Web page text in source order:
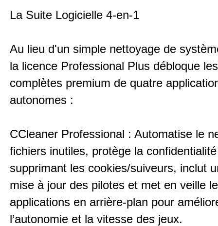
La Suite Logicielle 4-en-1
Au lieu d'un simple nettoyage de
la licence Professional Plus débloque
complètes premium de quatre
autonomes :
CCleaner Professional : Automatise le
fichiers inutiles, protège la
supprimant les cookies/suiveurs, inclut
mise à jour des pilotes et met en veille
applications en arrière-plan pour
l’autonomie et la vitesse des jeux.